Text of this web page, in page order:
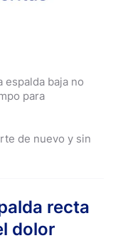
espalda baja no
para
de nuevo y sin
recta
dolor